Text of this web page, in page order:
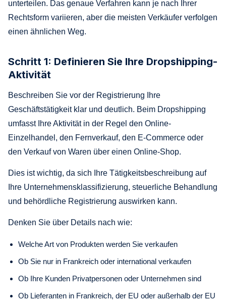
unterteilen. Das genaue Verfahren kann je nach Ihrer
Rechtsform variieren, aber die meisten Verkäufer verfolgen
einen ähnlichen Weg.
Schritt 1: Definieren Sie Ihre Dropshipping-
Aktivität
Beschreiben Sie vor der Registrierung Ihre
Geschäftstätigkeit klar und deutlich. Beim Dropshipping
umfasst Ihre Aktivität in der Regel den Online-
Einzelhandel, den Fernverkauf, den E-Commerce oder
den Verkauf von Waren über einen Online-Shop.
Dies ist wichtig, da sich Ihre Tätigkeitsbeschreibung auf
Ihre Unternehmensklassifizierung, steuerliche Behandlung
und behördliche Registrierung auswirken kann.
Denken Sie über Details nach wie:
Welche Art von Produkten werden Sie verkaufen
Ob Sie nur in Frankreich oder international verkaufen
Ob Ihre Kunden Privatpersonen oder Unternehmen sind
Ob Lieferanten in Frankreich, der EU oder außerhalb der EU